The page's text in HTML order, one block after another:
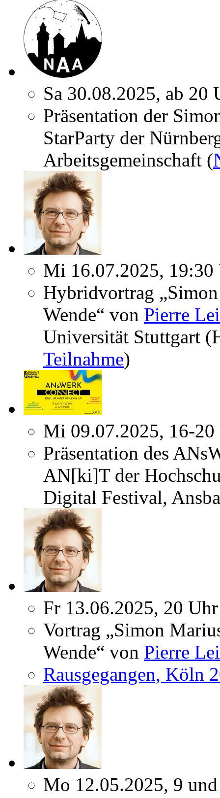
Sa 30.08.2025, ab 20
Präsentation der
StarParty der
Arbeitsgemeinschaft (
Mi 16.07.2025, 19:30
Hybridvortrag
Wende“ von Pierre
Universität Stuttgart
Teilnahme)
Mi 09.07.2025, 16-20
Präsentation des
AN[ki]T der
Digital Festival,
Fr 13.06.2025, 20 Uhr
Vortrag „Simon
Wende“ von Pierre
Rausgegangen, Köln
Mo 12.05.2025, 9